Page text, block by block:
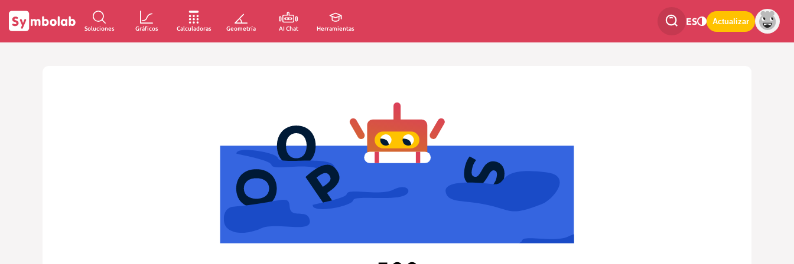
Soluciones Gráficos Calculadoras Geometría AI Chat Herramientas
ES Actualizar